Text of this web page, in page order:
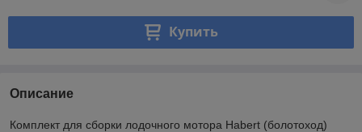
Купить
Описание
Комплект для сборки лодочного мотора Habert (болотоход)